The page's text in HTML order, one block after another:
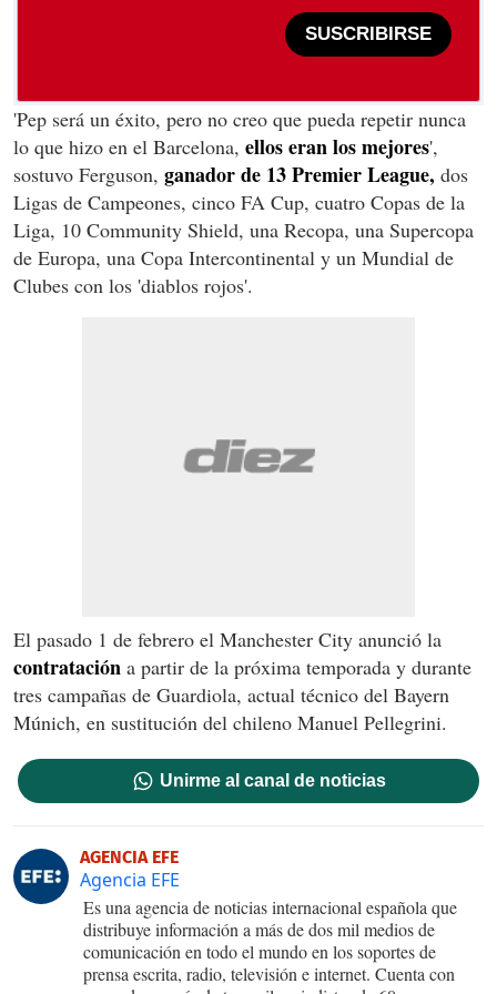
SUSCRIBIRSE
'Pep será un éxito, pero no creo que pueda repetir nunca
lo que hizo en el Barcelona, ellos eran los mejores',
sostuvo Ferguson, ganador de 13 Premier League, dos
Ligas de Campeones, cinco FA Cup, cuatro Copas de la
Liga, 10 Community Shield, una Recopa, una Supercopa
de Europa, una Copa Intercontinental y un Mundial de
Clubes con los 'diablos rojos'.
El pasado 1 de febrero el Manchester City anunció la
contratación a partir de la próxima temporada y durante
tres campañas de Guardiola, actual técnico del Bayern
Múnich, en sustitución del chileno Manuel Pellegrini.
Unirme al canal de noticias
AGENCIA EFE
Agencia EFE
Es una agencia de noticias internacional española que
distribuye información a más de dos mil medios de
comunicación en todo el mundo en los soportes de
prensa escrita, radio, televisión e internet. Cuenta con